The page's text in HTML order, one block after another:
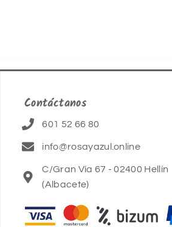
Contáctanos
601 52 66 80
info@rosayazul.online
C/Gran Vía 67 - 02400 Hellín
(Albacete)